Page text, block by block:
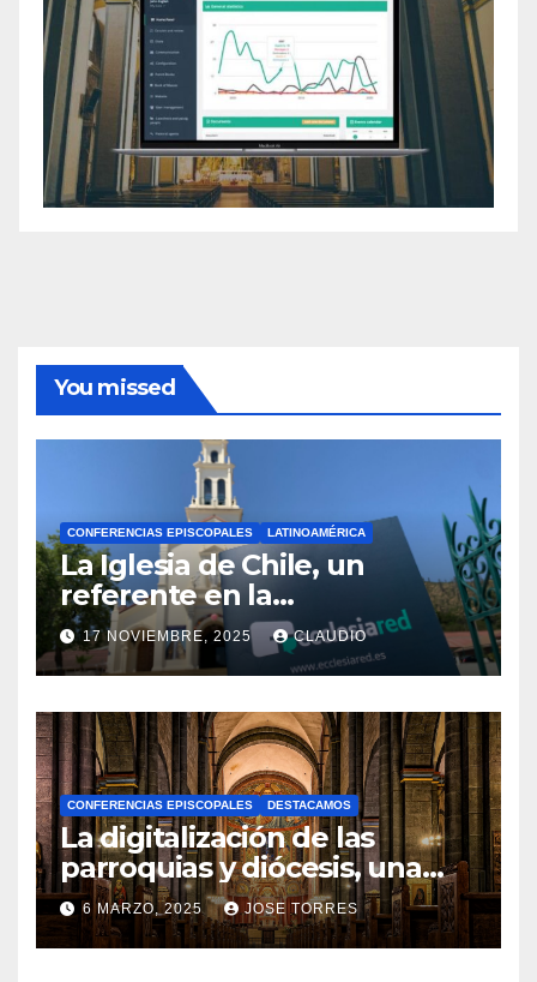
You missed
CONFERENCIAS EPISCOPALES LATINOAMÉRICA
La Iglesia de Chile, un
referente en la
transformación digital
gracias a Ecclesiared
17 NOVIEMBRE, 2025 CLAUDIO
N
O
H
A
Y
C
O
M
CONFERENCIAS EPISCOPALES DESTACAMOS
La digitalización de las
parroquias y diócesis, una
realidad ya para el futuro de
la Iglesia
6 MARZO, 2025 JOSE TORRES
N